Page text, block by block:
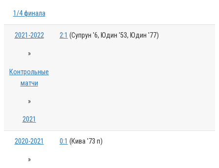
1/4 финала
2021-2022
»
Контрольные
матчи
»
2021
2:1 (Супрун '6, Юдин '53, Юдин '77)
2020-2021
»
0:1 (Кива '73 п)